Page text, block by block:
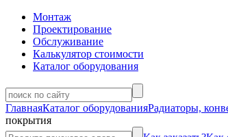
Монтаж
Проектирование
Обслуживание
Калькулятор стоимости
Каталог оборудования
ГлавнаяКаталог оборудованияРадиаторы,
покрытия